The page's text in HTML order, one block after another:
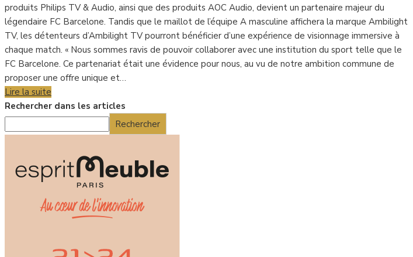
produits Philips TV & Audio, ainsi que des produits AOC Audio, devient un partenaire majeur du
légendaire FC Barcelone. Tandis que le maillot de l’équipe A masculine affichera la marque Ambilight
TV, les détenteurs d’Ambilight TV pourront bénéficier d’une expérience de visionnage immersive à
chaque match. « Nous sommes ravis de pouvoir collaborer avec une institution du sport telle que le
FC Barcelone. Ce partenariat était une évidence pour nous, au vu de notre ambition commune de
proposer une offre unique et…
Lire la suite
Rechercher dans les articles
Rechercher